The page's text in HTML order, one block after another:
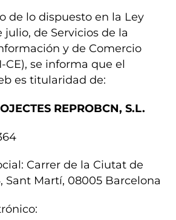
de lo dispuesto en la Ley
julio, de Servicios de la
y de Comercio
CE), se informa que el
es titularidad de:
REPROBCN, S.L.
Carrer de la Ciutat de
Sant Martí, 08005 Barcelona